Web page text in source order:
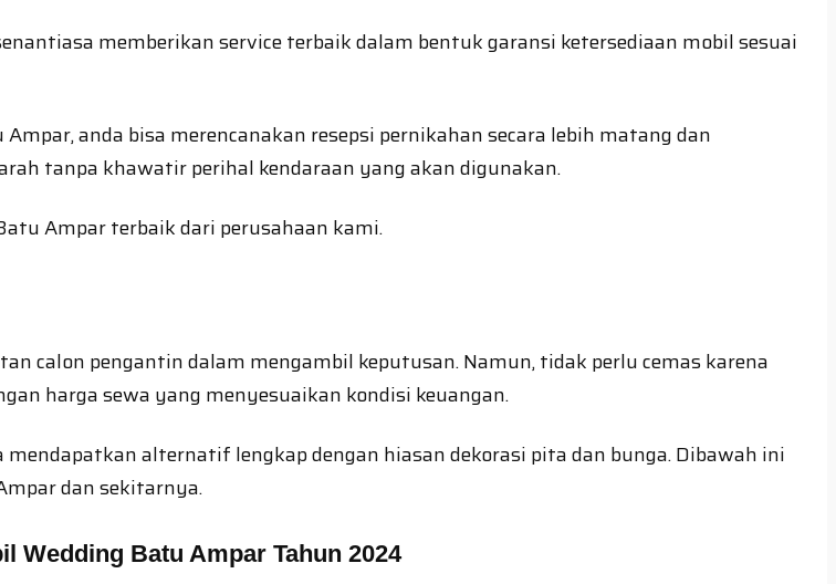
memberikan service terbaik dalam bentuk garansi ketersediaan mobil sesuai
anda bisa merencanakan resepsi pernikahan secara lebih matang dan
tanpa khawatir perihal kendaraan yang akan digunakan.
Ampar terbaik dari perusahaan kami.
calon pengantin dalam mengambil keputusan. Namun, tidak perlu cemas karena
harga sewa yang menyesuaikan kondisi keuangan.
alternatif lengkap dengan hiasan dekorasi pita dan bunga. Dibawah ini
dan sekitarnya.
Wedding Batu Ampar Tahun 2024